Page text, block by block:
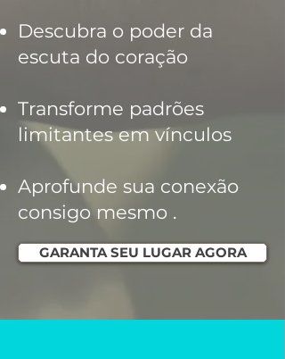
Descubra o poder da
escuta do coração
Transforme padrões
limitantes em vínculos
Aprofunde sua conexão
consigo mesmo .
GARANTA SEU LUGAR AGORA